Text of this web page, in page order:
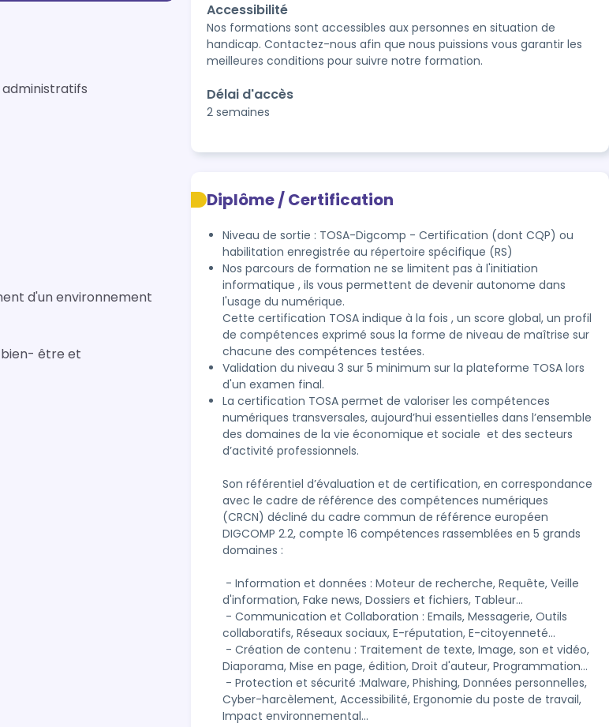
d'un environnement
bien- être et
Accessibilité
Nos formations sont accessibles aux personnes en situation de
handicap. Contactez-nous afin que nous puissions vous garantir les
meilleures conditions pour suivre notre formation.
Délai d'accès
2 semaines
Diplôme / Certification
Niveau de sortie : TOSA-Digcomp - Certification (dont CQP) ou
habilitation enregistrée au répertoire spécifique (RS)
Nos parcours de formation ne se limitent pas à l'initiation
informatique , ils vous permettent de devenir autonome dans
l'usage du numérique.
Cette certification TOSA indique à la fois , un score global, un profil
de compétences exprimé sous la forme de niveau de maîtrise sur
Validation du niveau 3 sur 5 minimum sur la plateforme TOSA lors
d'un examen final.
La certification TOSA permet de valoriser les compétences
numériques transversales, aujourd’hui essentielles dans l’ensemble
des domaines de la vie économique et sociale  et des secteurs
d’activité professionnels.
Son référentiel d’évaluation et de certification, en correspondance
avec le cadre de référence des compétences numériques
(CRCN) décliné du cadre commun de référence européen
DIGCOMP 2.2, compte 16 compétences rassemblées en 5 grands
domaines :
d'information, Fake news, Dossiers et fichiers, Tableur...
collaboratifs, Réseaux sociaux, E-réputation, E-citoyenneté...
Diaporama, Mise en page, édition, Droit d'auteur, Programmation...
Cyber-harcèlement, Accessibilité, Ergonomie du poste de travail,
Impact environnemental...